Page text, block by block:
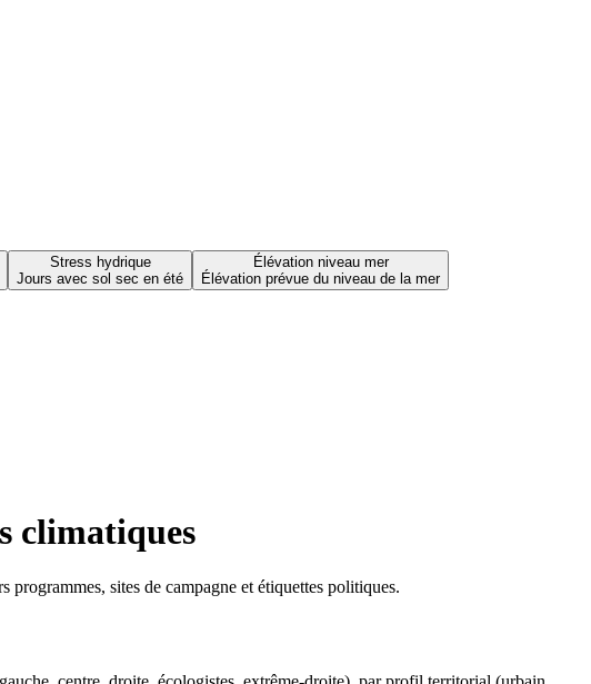
Stress hydrique
Jours avec sol sec en été
Élévation niveau mer
Élévation prévue du niveau de la mer
climatiques
sites de campagne et étiquettes politiques.